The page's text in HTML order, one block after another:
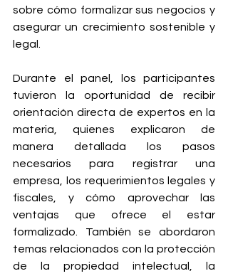
sobre cómo formalizar sus negocios y
asegurar un crecimiento sostenible y
legal.
Durante el panel, los participantes
tuvieron la oportunidad de recibir
orientación directa de expertos en la
materia, quienes explicaron de
manera detallada los pasos
necesarios para registrar una
empresa, los requerimientos legales y
fiscales, y cómo aprovechar las
ventajas que ofrece el estar
formalizado. También se abordaron
temas relacionados con la protección
de la propiedad intelectual, la